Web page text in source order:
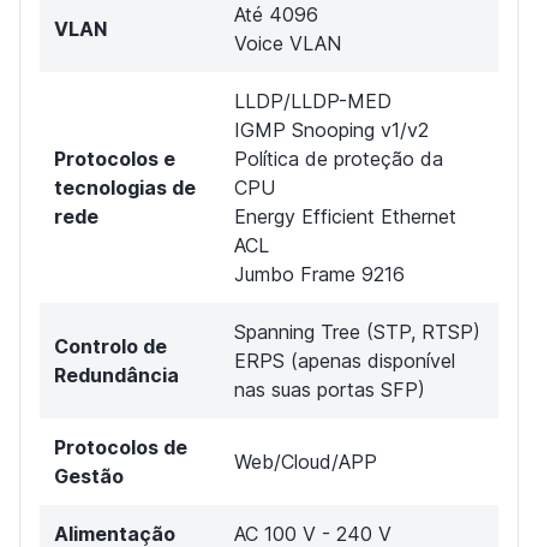
VLAN
Até 4096
Voice VLAN
Protocolos e
tecnologias de
rede
LLDP/LLDP-MED
IGMP Snooping v1/v2
Política de proteção da
CPU
Energy Efficient Ethernet
ACL
Jumbo Frame 9216
Controlo de
Redundância
Spanning Tree (STP, RTSP)
ERPS (apenas disponível
nas suas portas SFP)
Protocolos de
Gestão
Web/Cloud/APP
Alimentação AC 100 V - 240 V